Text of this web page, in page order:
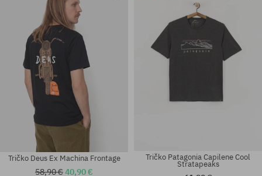
Dostupné veľkosti:
Dostupné veľkosti:
Tričko Deus Ex Machina Frontage
58,90 €40,90 €
Tričko Patagonia Capilene Cool
Stratapeaks